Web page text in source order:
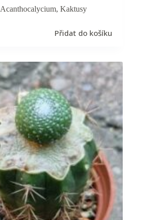
Acanthocalycium,Kaktusy
Přidat do košíku